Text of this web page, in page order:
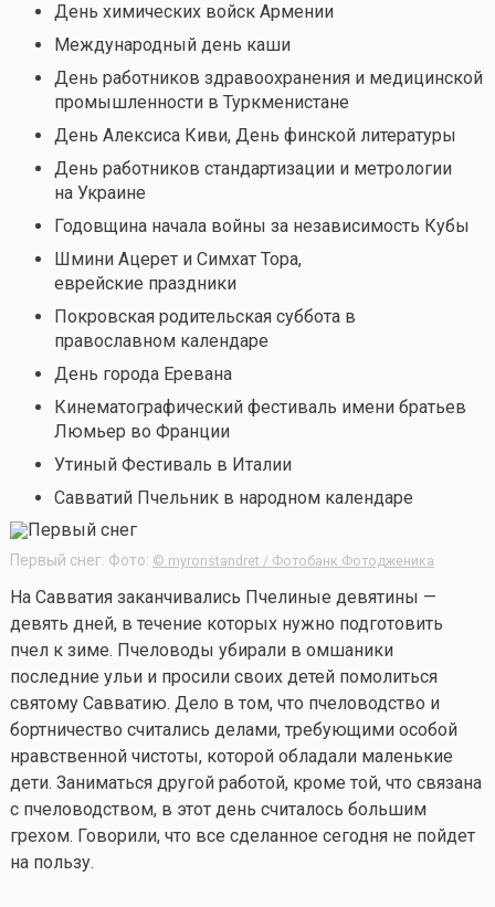
День химических войск Армении
Международный день каши
День работников здравоохранения и медицинской
промышленности в Туркменистане
День Алексиса Киви, День финской литературы
День работников стандартизации и метрологии
на Украине
Годовщина начала войны за независимость Кубы
Шмини Ацерет и Симхат Тора,
еврейские праздники
Покровская родительская суббота в
православном календаре
День города Еревана
Кинематографический фестиваль имени братьев
Люмьер во Франции
Утиный Фестиваль в Италии
Савватий Пчельникв народном календаре
Первый снег. Фото: © myronstandret / Фотобанк Фотодженика
На Савватия заканчивались Пчелиные девятины —
девять дней, в течение которых нужно подготовить
пчел к зиме. Пчеловоды убирали в омшаники
последние ульи и просили своих детей помолиться
святому Савватию. Дело в том, что пчеловодство и
бортничество считались делами, требующими особой
нравственной чистоты, которой обладали маленькие
дети. Заниматься другой работой, кроме той, что связана
с пчеловодством, в этот день считалось большим
грехом. Говорили, что все сделанное сегодня не пойдет
на пользу.